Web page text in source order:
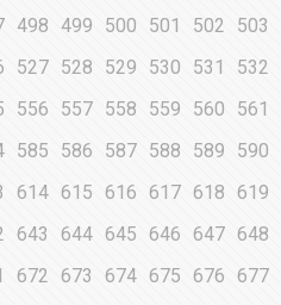
498 499 500 501 502 503
527 528 529 530 531 532
556 557 558 559 560 561
585 586 587 588 589 590
614 615 616 617 618 619
643 644 645 646 647 648
672 673 674 675 676 677